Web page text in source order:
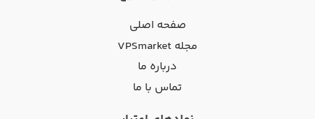
صفحه اصلی
مجله VPSmarket
درباره ما
تماس با ما